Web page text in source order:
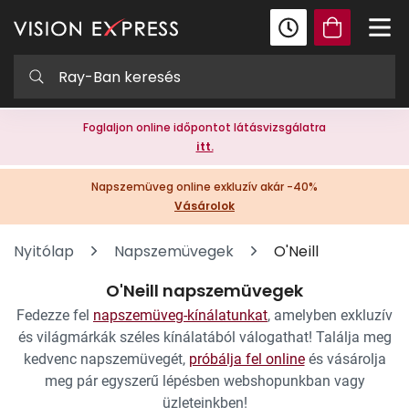
Foglaljon online időpontot látásvizsgálatra
itt.
Napszemüveg online exkluzív akár -40%
Vásárolok
Nyitólap Napszemüvegek O'Neill
O'Neill napszemüvegek
Fedezze fel napszemüveg-kínálatunkat, amelyben exkluzív
és világmárkák széles kínálatából válogathat! Találja meg
kedvenc napszemüvegét, próbálja fel onlineés vásárolja
meg pár egyszerű lépésben webshopunkban vagy
üzleteinkben!